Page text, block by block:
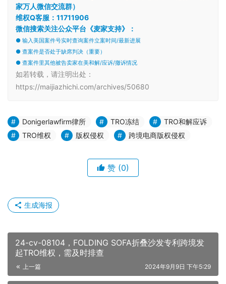
家万人微信交流群）
维权Q客服：11711906
微信搜索关注公众平台《麦家支持》：
● 输入美国案件号实时查询案件立案时间/最新进展
● 查案件是否处于缺席判决（重要）
● 查案件里其他被告卖家在美和解/应诉/撤诉情况
如若转载，请注明出处：
https://maijiazhichi.com/archives/50680
Donigerlawfirm律所 TRO冻结
TRO和解应诉
TRO维权
版权侵权 跨境电商版权侵权
赞 (0)
生成海报
24-cv-08104，FOLDING SOFA折叠沙发专利跨境发
起TRO维权，需及时排查
上一篇 2024年9月9日 下午5:29